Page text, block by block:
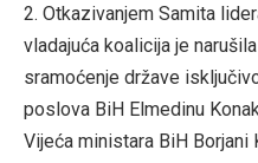
2. Otkazivanjem Samita
vladajuća koalicija je
sramoćenje države
poslova BiH Elmedinu
Vijeća ministara BiH Borjani